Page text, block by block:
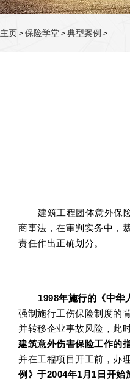
主页 > 保险学堂 > 典型案例 >
建筑工程团体意外保
商事法，在审判实务中，
责任作出正确划分。
1998年施行的《中华
强制施行工伤保险制度的
并转移企业事故风险，此
建筑意外伤害保险工作的
并在工程项目开工前，办
例》于2004年1月1日开始